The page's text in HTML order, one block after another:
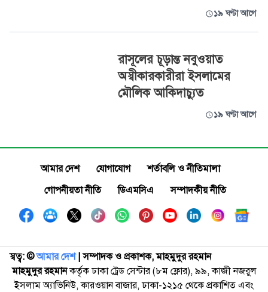
১৯ ঘণ্টা আগে
রাসূলের চূড়ান্ত নবুওয়াত
অস্বীকারকারীরা ইসলামের
মৌলিক আকিদাচ্যুত
১৯ ঘণ্টা আগে
আমার দেশ যোগাযোগ
শর্তাবলি ও নীতিমালা
গোপনীয়তা নীতি
ডিএমসিএ সম্পাদকীয় নীতি
স্বত্ব: ©️আমার দেশ| সম্পাদক ও প্রকাশক, মাহমুদুর রহমান
মাহমুদুর রহমানকর্তৃক ঢাকা ট্রেড সেন্টার (৮ম ফ্লোর), ৯৯, কাজী নজরুল
ইসলাম অ্যাভিনিউ, কারওয়ান বাজার, ঢাকা-১২১৫ থেকে প্রকাশিত এবং